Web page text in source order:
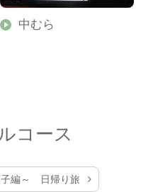
中むら
コース
子編～ 日帰り旅